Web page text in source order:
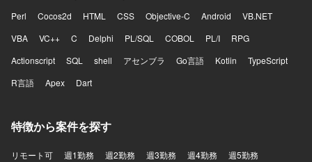
Perl
Cocos2d HTML CSS Objective-C Android
VB.NET
VBA
VC++ C Delphi PL/SQL COBOL PL/I
RPG
Actionscript
SQL shell アセンブラ Go言語 Kotlin
TypeScript
R言語
Apex Dart
特徴から案件を探す
リモート可 週1勤務 週2勤務 週3勤務 週4勤務 週5勤務